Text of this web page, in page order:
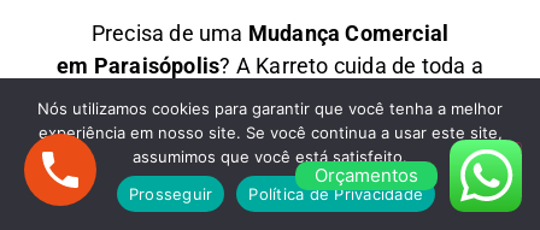
Precisa de uma Mudança Comercial
em Paraisópolis? A Karreto cuida de toda a
logística para escritórios, lojas e empresas,
minimizando impactos e garantindoagilidade na
realocação dos seus móveis e equipamentos .
Com equipe treinada e planejamento
Orçamentos
Nós utilizamos cookies para garantir que você tenha a melhor
experiência em nosso site. Se você continua a usar este site,
assumimos que você está satisfeito.
Prosseguir
Política de Privacidade